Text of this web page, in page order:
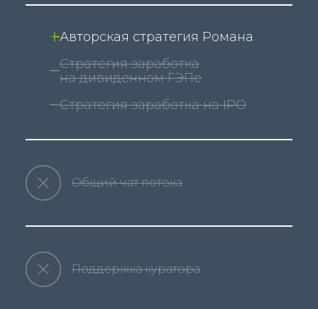
Авторская стратегия Романа
Стратегия заработка
на дивиденном ГЭПе
Стратегия заработка на IPO
Общий чат потока
Поддержка куратора